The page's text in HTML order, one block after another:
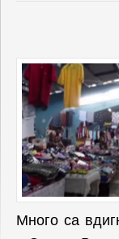
Много са